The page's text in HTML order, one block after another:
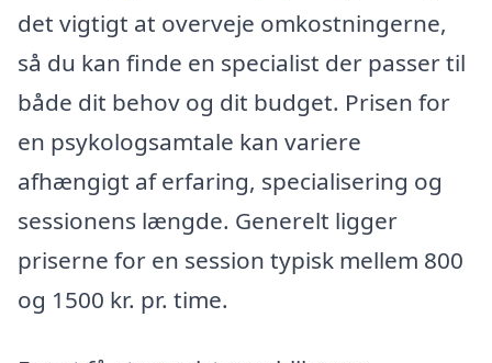
det vigtigt at overveje omkostningerne,
så du kan finde en specialist der passer til
både dit behov og dit budget. Prisen for
en psykologsamtale kan variere
afhængigt af erfaring, specialisering og
sessionens længde. Generelt ligger
priserne for en session typisk mellem 800
og 1500 kr. pr. time.